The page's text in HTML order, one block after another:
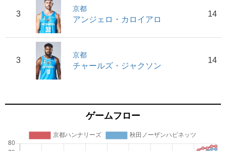
3
京都
アンジェロ・カロイアロ
14
3
京都
チャールズ・ジャクソン
14
ゲームフロー